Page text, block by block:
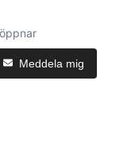
Meddela mig